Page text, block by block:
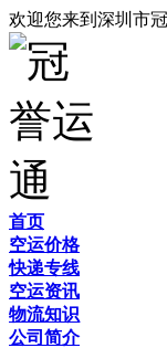
欢迎您来到深圳市
首页
空运价格
快递专线
空运资讯
物流知识
公司简介